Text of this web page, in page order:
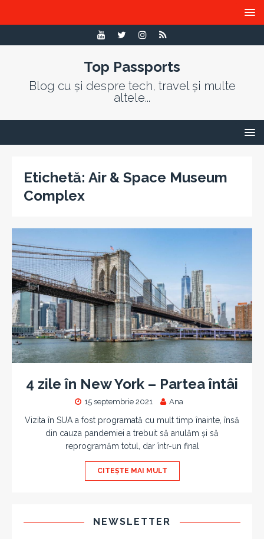
Top Passports
Blog cu și despre tech, travel și multe
altele...
Etichetă: Air & Space Museum
Complex
4 zile în New York – Partea întâi
15 septembrie 2021 Ana
Vizita în SUA a fost programată cu mult timp înainte, însă
din cauza pandemiei a trebuit să anulăm și să
reprogramăm totul, dar într-un final
CITEȘTE MAI MULT
NEWSLETTER